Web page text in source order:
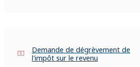
Demande de dégrèvement de
l'impôt sur le revenu